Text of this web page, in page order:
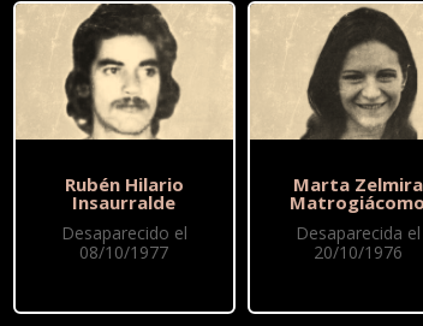
Rubén Hilario
Insaurralde
Desaparecido el
08/10/1977
Marta Zelmira
Matrogiácomo
Desaparecida el
20/10/1976